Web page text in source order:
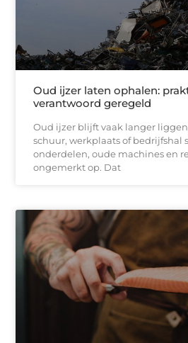
Oud ijzer laten ophalen:
verantwoord geregeld
Oud ijzer blijft vaak langer
schuur, werkplaats of bedrijfshal
onderdelen, oude machines en
ongemerkt op. Dat